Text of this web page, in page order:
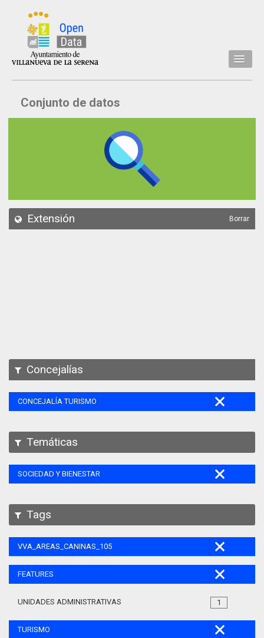
Inicio
Datos
API
Conjunto de datos
Extensión Borrar
Concejalías
CONCEJALÍA TURISMO
Temáticas
SOCIEDAD Y BIENESTAR
Tags
VVA_AREAS_CANINAS_105
FEATURES
1
UNIDADES ADMINISTRATIVAS
TURISMO